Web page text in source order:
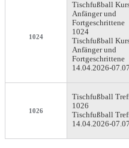
1024
Tischfußball
Anfänger und
Fortgeschrittene
1024
Tischfußball
Anfänger und
Fortgeschrittene
14.04.2026-
1026
Tischfußball
1026
Tischfußball
14.04.2026-